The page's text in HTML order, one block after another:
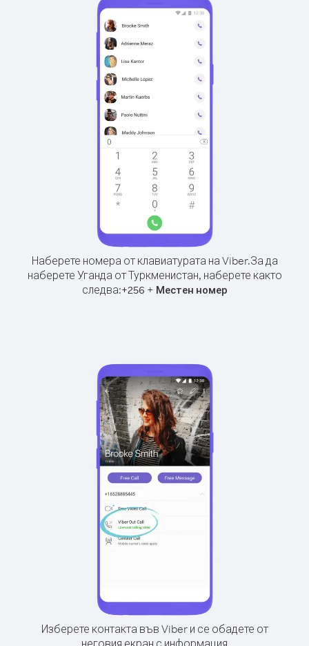
Наберете номера от клавиатурата на Viber.За да
наберете Уганда от Туркменистан, наберете както
следва:+256 + Местен номер
Изберете контакта във Viber и се обадете от
неговия екран с информация